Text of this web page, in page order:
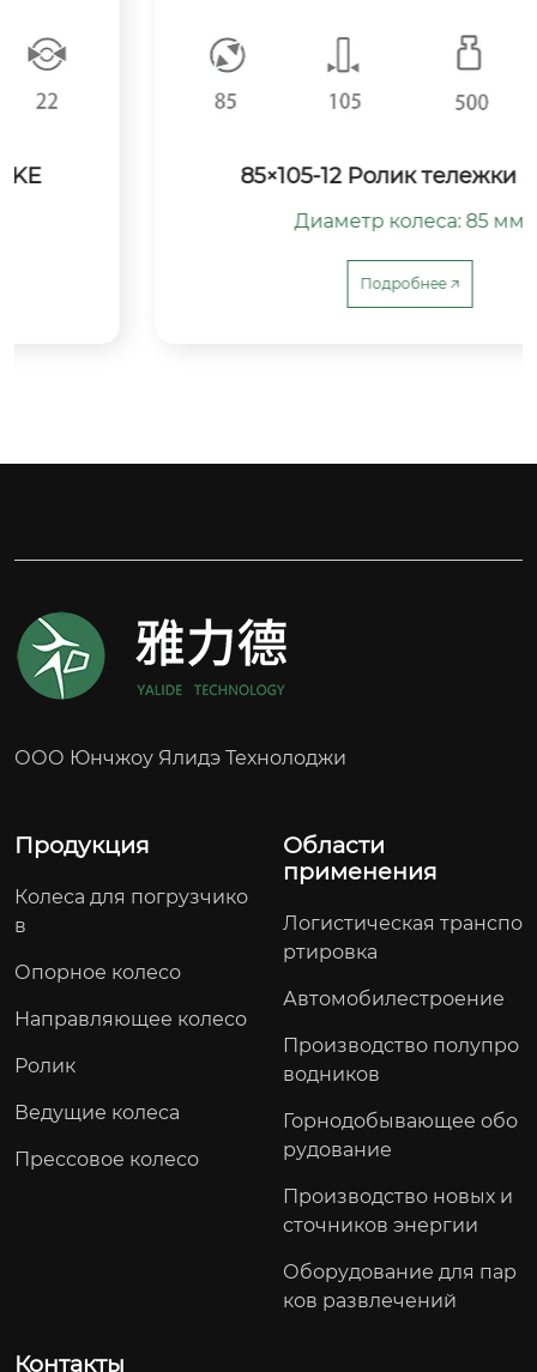
85×105-12 Ролик тележки STILL
Диаметр колеса: 85 мм
Диаметр центрального отверстия: 12 мм
Допустимая нагрузка: 600 кг
ООО Юнчжоу Ялидэ Технолоджи
Продукция
Колеса для погрузчико
в
Опорное колесо
Направляющее колесо
Ролик
Ведущие колеса
Прессовое колесо
Области
применения
Логистическая транспо
ртировка
Автомобилестроение
Производство полупро
водников
Горнодобывающее обо
рудование
Производство новых и
сточников энергии
Оборудование для пар
ков развлечений
Контакты